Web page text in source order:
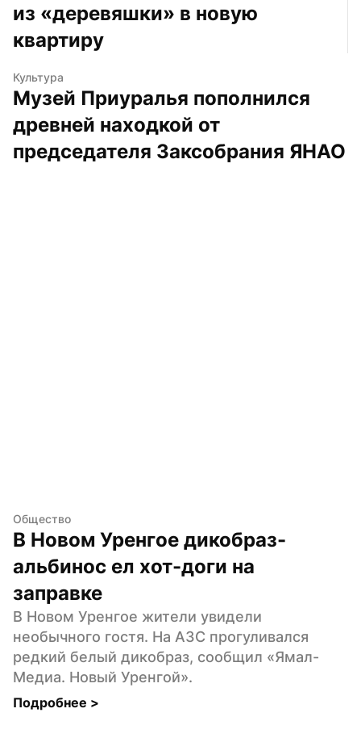
из «деревяшки» в новую
квартиру
Культура
Музей Приуралья пополнился
древней находкой от
председателя Заксобрания ЯНАО
Общество
В Новом Уренгое дикобраз-
альбинос ел хот-доги на
заправке
В Новом Уренгое жители увидели
необычного гостя. На АЗС прогуливался
редкий белый дикобраз, сообщил «Ямал-
Медиа. Новый Уренгой».
Подробнее >